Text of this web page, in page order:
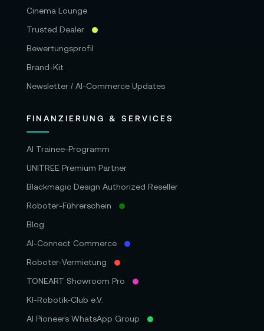
Cinema Lounge
Trusted Dealer
Bewertungsprofil
Brand-Kit
Newsletter / AI-Commerce Updates
FINANZIERUNG & SERVICES
AI Trainee-Programm
UNITREE Premium Partner
Blackmagic Design Authorized Reseller
Roboter-Führerschein
Blog
AI-Connect Commerce
Roboter‑Vermietung
TONEART Showroom Pro
KI-Robotik-Club e.V.
AI Pioneers WhatsApp Group